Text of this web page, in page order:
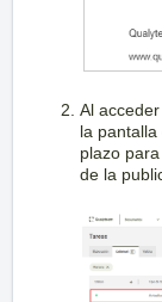
Al
la
plazo
de la